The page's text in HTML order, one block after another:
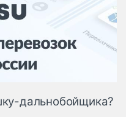
и
и
дальнобойщика?